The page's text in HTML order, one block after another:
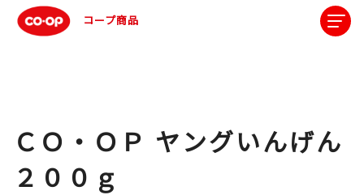
コープ商品
ＣＯ・ＯＰ ヤングいんげん
２００ｇ